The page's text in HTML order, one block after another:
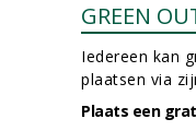
GREEN
Iedereen kan
plaatsen via
Plaats een